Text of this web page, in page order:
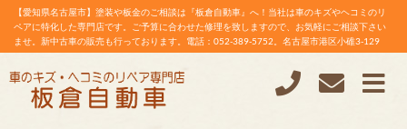
【愛知県名古屋市】塗装や板金のご相談は『板倉自動車』へ！当社は車のキズやヘコミのリ
ペアに特化した専門店です。ご予算に合わせた修理を致しますので、お気軽にご相談下さい
ませ。新中古車の販売も行っております。電話：052-389-5752。名古屋市港区小碓3-129